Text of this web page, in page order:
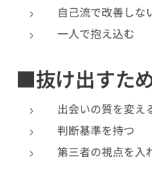
自己流で改善しな
一人で抱え込む
■抜け出すた
出会いの質を変え
判断基準を持つ
第三者の視点を入